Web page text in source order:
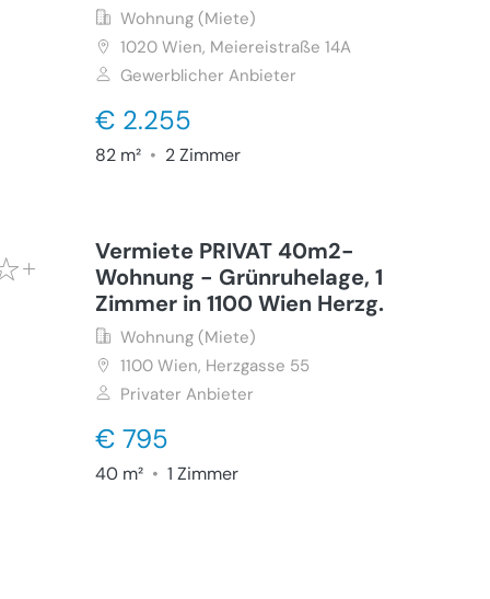
Wohnung (Miete)
1020 Wien, Meiereistraße 14A
Gewerblicher Anbieter
€ 2.255
82 m² • 2 Zimmer
Vermiete PRIVAT 40m2-
Wohnung - Grünruhelage, 1
Zimmer in 1100 Wien Herzg.
Wohnung (Miete)
1100 Wien, Herzgasse 55
Privater Anbieter
€ 795
40 m² • 1 Zimmer